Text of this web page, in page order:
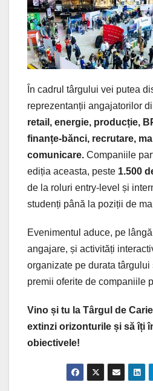
În cadrul târgului vei putea
reprezentanții angajatorilor
retail, energie, producție,
finanțe-bănci, recrutare,
comunicare. Companiile
ediția aceasta, peste 1.500
de la roluri entry-level și
studenți până la poziții de
Evenimentul aduce, pe
angajare, și activități
organizate pe durata
premii oferite de companiile
Vino și tu la Târgul de
extinzi orizonturile și să îți
obiectivele!